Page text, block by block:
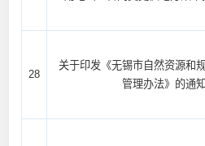
28
关于印发《无锡市自然资源和
管理办法》的通知